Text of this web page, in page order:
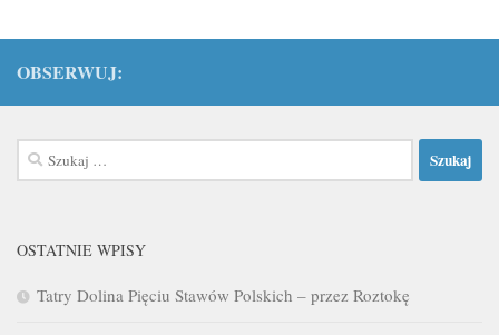
OBSERWUJ:
Szukaj:
OSTATNIE WPISY
Tatry Dolina Pięciu Stawów Polskich – przez Roztokę